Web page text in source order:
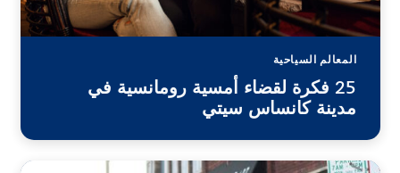
المعالم السياحية
25 فكرة لقضاء أمسية رومانسية في
مدينة كانساس سيتي